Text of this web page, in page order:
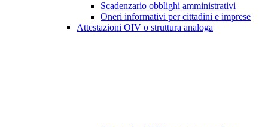
Scadenzario obblighi amministrativi
Oneri informativi per cittadini e imprese
Attestazioni OIV o struttura analoga